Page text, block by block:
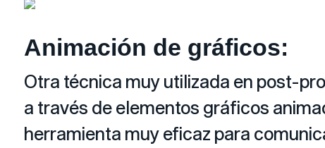
Animación de gráficos:
Otra técnica muy utilizada en post-
a través de elementos gráficos
herramienta muy eficaz para